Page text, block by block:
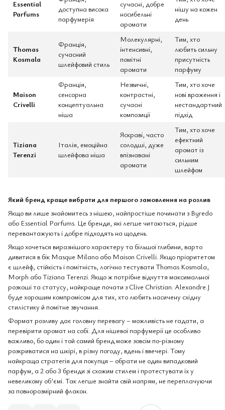
Essential
Parfums
доступна висока
парфумерія
сучасні, добре
носибельні
аромати
нішу на кожен
день
Thomas
Kosmala
Франція,
сучасний
шлейфовий стиль
Молекулярні,
інтенсивні,
помітні
аромати
Тим, хто
любить сильну
присутність
парфуму
Maison
Crivelli
Франція,
сенсорна
концептуальна
ніша
Незвичні,
контрастні,
сучасні
композиції
Тим, хто хоче
нові враження і
нестандартний
підхід
Tiziana
Terenzi
Італія, емоційна
шлейфова ніша
Яскраві, часто
солодші, дуже
впізнавані
аромати
Тим, хто хоче
ефектний
аромат із
сильним
шлейфом
Який бренд краще вибрати для першого замовлення на розлив
Якщо ви лише знайомитесь з нішею, найпростіше починати з Byredo
або Essential Parfums. Це бренди, які легше читаються, рідше
перевантажують і добре підходять на щодень.
Якщо хочеться виразнішого характеру та більшої глибини, варто
дивитися в бік Masque Milano або Maison Crivelli. Якщо пріоритетом
є шлейф, стійкість і помітність, логічно тестувати Thomas Kosmala,
Morph або Tiziana Terenzi. Якщо ж потрібне відчуття максимальної
розкоші та статусу, найкраще почати з Clive Christian. Alexandre.J
буде хорошим компромісом для тих, хто любить насичену східну
стилістику й помітне звучання.
Формат розливу дає головну перевагу – можливість не гадати, а
перевірити аромат на собі. Для нішевої парфумерії це особливо
важливо, бо один і той самий бренд може зовсім по-різному
розкриватися на шкірі, в різну погоду, вдень і ввечері. Тому
найкраща стратегія для покупця – обрати не один випадковий
парфум, а 2 або 3 бренди зі схожим стилем і протестувати їх у
невеликому об’ємі. Так легше знайти свій напрям, не переплачуючи
за повнорозмірний флакон.